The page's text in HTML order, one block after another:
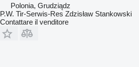
Polonia, Grudziądz
P.W. Tir-Serwis-Res Zdzisław Stankowski
Contattare il venditore